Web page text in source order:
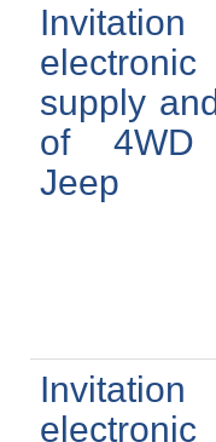
supply
of 4WD
Jeep